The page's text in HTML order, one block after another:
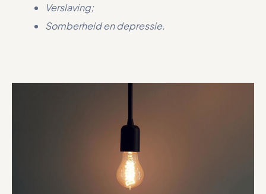
Verslaving;
Somberheid en depressie.